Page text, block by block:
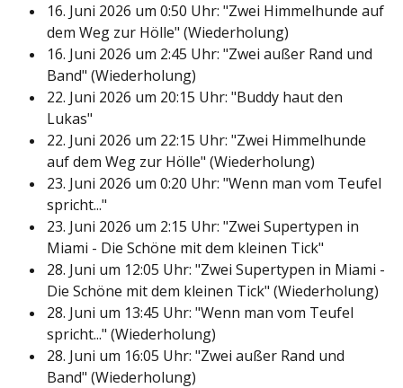
16. Juni 2026 um 0:50 Uhr: "Zwei Himmelhunde auf
dem Weg zur Hölle" (Wiederholung)
16. Juni 2026 um 2:45 Uhr: "Zwei außer Rand und
Band" (Wiederholung)
22. Juni 2026 um 20:15 Uhr: "Buddy haut den
Lukas"
22. Juni 2026 um 22:15 Uhr: "Zwei Himmelhunde
auf dem Weg zur Hölle" (Wiederholung)
23. Juni 2026 um 0:20 Uhr: "Wenn man vom Teufel
spricht..."
23. Juni 2026 um 2:15 Uhr: "Zwei Supertypen in
Miami - Die Schöne mit dem kleinen Tick"
28. Juni um 12:05 Uhr: "Zwei Supertypen in Miami -
Die Schöne mit dem kleinen Tick" (Wiederholung)
28. Juni um 13:45 Uhr: "Wenn man vom Teufel
spricht..." (Wiederholung)
28. Juni um 16:05 Uhr: "Zwei außer Rand und
Band" (Wiederholung)